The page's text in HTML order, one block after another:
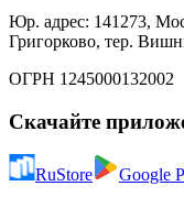
Юр. адрес: 141273,
Григорково, тер.
ОГРН 1245000132002
Скачайте
RuStore Google